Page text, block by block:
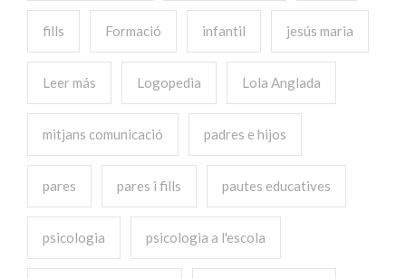
fills Formació infantil jesús maria
Leer más Logopedia Lola Anglada
mitjans comunicació padres e hijos
pares pares i fills pautes educatives
psicologia psicologia a l'escola